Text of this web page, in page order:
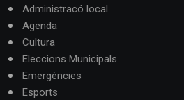
Administracó local
Agenda
Cultura
Eleccions Municipals
Emergències
Esports